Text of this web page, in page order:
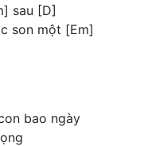
sau [D]
son một [Em]
bao ngày